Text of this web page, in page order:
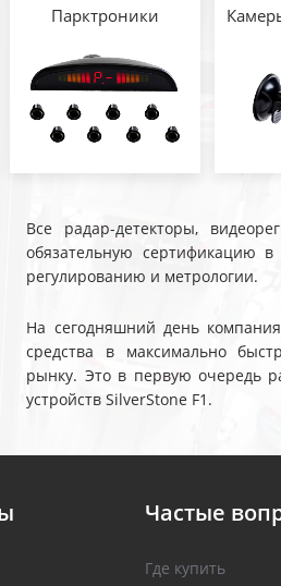
Парктроники
Все радар-детекторы,
обязательную сертификацию в
регулированию и метрологии.
На сегодняшний день
средства в максимально
рынку. Это в первую очередь
устройств SilverStone F1.
Частые
Где купить